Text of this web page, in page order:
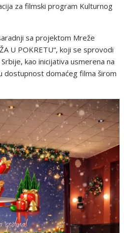
za filmski program Kulturnog
sa projektom Mreže
U POKRETU“, koji se sprovodi
kao inicijativa usmerena na
dostupnost domaćeg filma širom